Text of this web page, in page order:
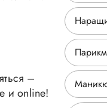
–
и online!